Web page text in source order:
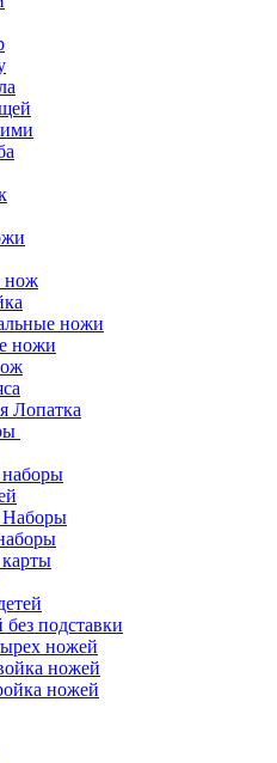
нож
ножи
ножи
Лопатка
подставки
ножей
ножей
ножей